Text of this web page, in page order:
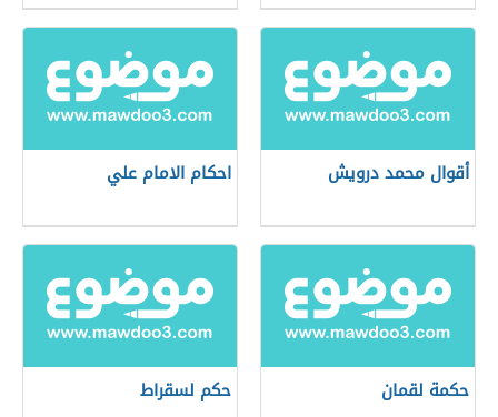
أقوال محمد درويش احكام الامام علي
حكمة لقمان حكم لسقراط